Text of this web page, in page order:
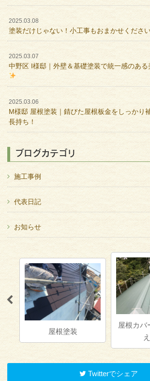
2025.03.08
塗装だけじゃない！小工事もおまかせくださ
2025.03.07
中野区 I様邸｜外壁＆基礎塗装で統一感のある
2025.03.06
M様邸 屋根塗装｜錆びた屋根板金をしっかり
長持ち！
ブログカテゴリ
施工事例
代表日記
お知らせ
屋根塗装
屋根カバ
Twitterでシェア